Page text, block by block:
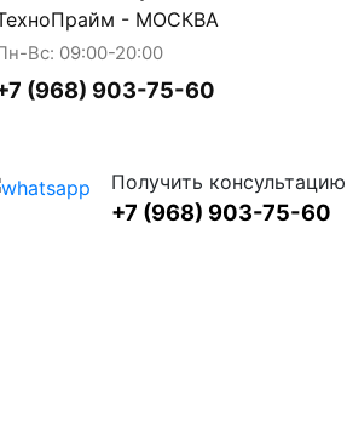
- МОСКВА
Вс: 09:00-20:00
(968) 903-75-60
Получить консультацию
+7 (968) 903-75-60